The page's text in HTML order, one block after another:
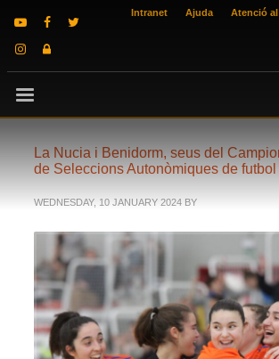
Intranet Ajuda Atenció
La Nucia i Benidorm, seus del
de Seleccions Autonòmiques de
WEDNESDAY, 10 JANUARY 2024 BY